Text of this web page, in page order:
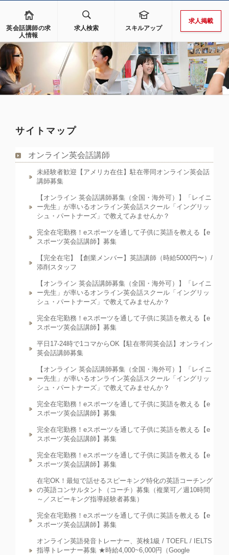
英会話講師の求
人情報
求人検索 スキルアップ
求人掲載
サイトマップ
オンライン英会話講師
未経験者歓迎【アメリカ在住】駐在帯同オンライン英会話
講師募集
【オンライン 英会話講師募集（全国・海外可）】「レイニ
ー先生」が率いるオンライン英会話スクール「イングリッ
シュ・パートナーズ」で教えてみませんか？
完全在宅勤務！eスポーツを通して子供に英語を教える【e
スポーツ英会話講師】募集
【完全在宅】【創業メンバー】英語講師（時給5000円〜）/
添削スタッフ
【オンライン 英会話講師募集（全国・海外可）】「レイニ
ー先生」が率いるオンライン英会話スクール「イングリッ
シュ・パートナーズ」で教えてみませんか？
完全在宅勤務！eスポーツを通して子供に英語を教える【e
スポーツ英会話講師】募集
平日17-24時で1コマからOK【駐在帯同英会話】オンライン
英会話講師募集
【オンライン 英会話講師募集（全国・海外可）】「レイニ
ー先生」が率いるオンライン英会話スクール「イングリッ
シュ・パートナーズ」で教えてみませんか？
完全在宅勤務！eスポーツを通して子供に英語を教える【e
スポーツ英会話講師】募集
完全在宅勤務！eスポーツを通して子供に英語を教える【e
スポーツ英会話講師】募集
完全在宅勤務！eスポーツを通して子供に英語を教える【e
スポーツ英会話講師】募集
在宅OK！最短で話せるスピーキング特化の英語コーチング
の英語コンサルタント（コーチ）募集（複業可／週10時間
～／スピーキング指導経験者募集）
完全在宅勤務！eスポーツを通して子供に英語を教える【e
スポーツ英会話講師】募集
オンライン英語発音トレーナー、英検1級 / TOEFL / IELTS
指導トレーナー募集 ★時給4,000~6,000円（Google